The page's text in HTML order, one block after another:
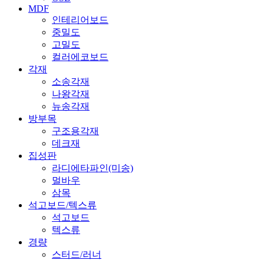
MDF
인테리어보드
중밀도
고밀도
컬러에코보드
각재
소송각재
나왕각재
뉴송각재
방부목
구조용각재
데크재
집성판
라디에타파인(미송)
멀바우
삼목
석고보드/텍스류
석고보드
텍스류
경량
스터드/러너